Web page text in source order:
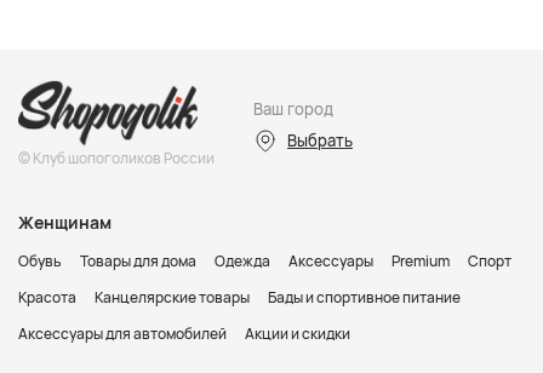
© Клуб шопоголиков России
Ваш город
Выбрать
Женщинам
Обувь Товары для дома Одежда Аксессуары Premium
Спорт
Красота
Канцелярские товары
Бады и спортивное питание
Аксессуары для автомобилей
Акции и скидки